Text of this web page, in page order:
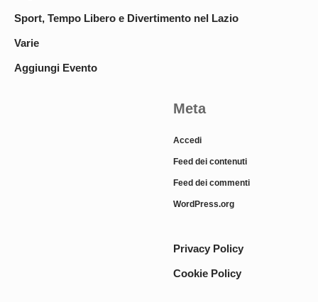
Sport, Tempo Libero e Divertimento nel Lazio
Varie
Aggiungi Evento
Meta
Accedi
Feed dei contenuti
Feed dei commenti
WordPress.org
Privacy Policy
Cookie Policy